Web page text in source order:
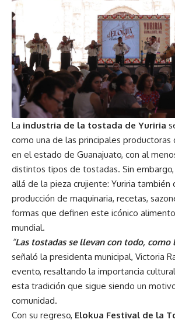
La industria de la tostada de Yuriria
como una de las principales
en el estado de Guanajuato, con al
distintos tipos de tostadas. Sin
allá de la pieza crujiente: Yuriria también
producción de maquinaria, recetas,
formas que definen este icónico
mundial.
“Las tostadas se llevan con todo, como
señaló la presidenta municipal, Victoria
evento, resaltando la importancia
esta tradición que sigue siendo un
comunidad.
Con su regreso, Elokua Festival de la